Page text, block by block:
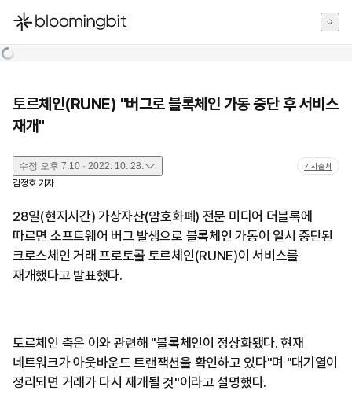
한국어
토르체인(RUNE) "버그로 블록체인 가동 중단 후 서비스
재개"
수정 오후 7:10 · 2022. 10. 28. 기사출처
김정호 기자
28일(현지시간) 가상자산(암호화폐) 전문 미디어 더블록에
따르면 소프트웨어 버그 발생으로 블록체인 가동이 일시 중단된
크로스체인 거래 프로토콜 토르체인(RUNE)이 서비스를
재개했다고 발표했다.
토르체인 측은 이와 관련해 "블록체인이 정상화됐다. 현재
네트워크가 아웃바운드 트랜잭션을 확인하고 있다"며 "대기열이
정리되면 거래가 다시 재개될 것"이라고 설명했다.